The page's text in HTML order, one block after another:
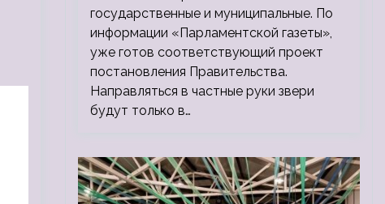
государственные и муниципальные. По
информации «Парламентской газеты»,
уже готов соответствующий проект
постановления Правительства.
Направляться в частные руки звери
будут только в…